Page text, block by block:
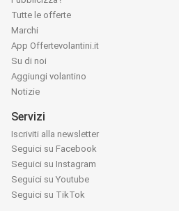
Tutte le offerte
Marchi
App Offertevolantini.it
Su di noi
Aggiungi volantino
Notizie
Servizi
Iscriviti alla newsletter
Seguici su Facebook
Seguici su Instagram
Seguici su Youtube
Seguici su TikTok